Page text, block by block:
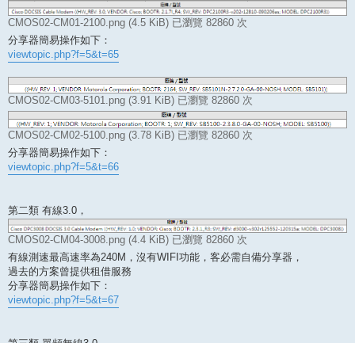
CMOS02-CM01-2100.png (4.5 KiB) 已瀏覽 82860 次
分享器簡易操作如下：
viewtopic.php?f=5&t=65
CMOS02-CM03-5101.png (3.91 KiB) 已瀏覽 82860 次
CMOS02-CM02-5100.png (3.78 KiB) 已瀏覽 82860 次
分享器簡易操作如下：
viewtopic.php?f=5&t=66
第二類 有線3.0，
CMOS02-CM04-3008.png (4.4 KiB) 已瀏覽 82860 次
有線測速最高速率為240M，沒有WIFI功能，客必需自備分享器，
過去的方案曾提供租借服務
分享器簡易操作如下：
viewtopic.php?f=5&t=67